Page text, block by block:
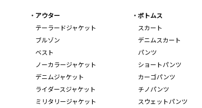
アウター
テーラードジャケット
ブルゾン
ベスト
ノーカラージャケット
デニムジャケット
ライダースジャケット
ミリタリージャケット
ボトムス
スカート
デニムスカート
パンツ
ショートパンツ
カーゴパンツ
チノパンツ
スウェットパンツ